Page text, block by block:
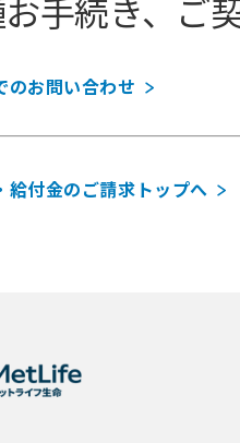
手続き、ご
のお問い合わせ
給付金のご請求トップへ